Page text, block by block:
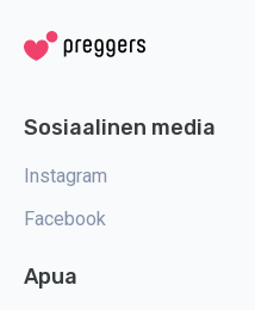
Sosiaalinen media
Instagram
Facebook
Apua